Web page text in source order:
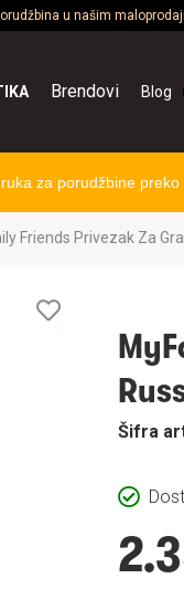
u našim
Brendovi Blog
za porudžbine preko
Friends Privezak Za
želja
Šifra